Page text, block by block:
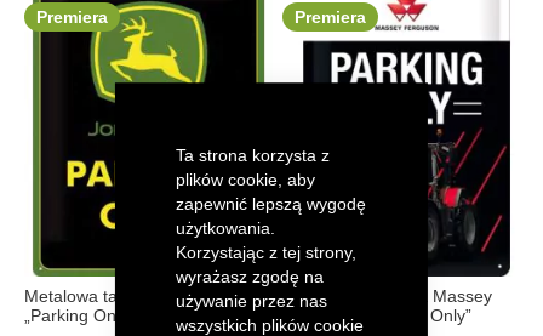
Ta strona korzysta z
plików cookie, aby
zapewnić lepszą wygodę
użytkowania.
Korzystając z tej strony,
wyrażasz zgodę na
używanie przez nas
wszystkich plików cookie
LISTY
ŻYCZEŃ
LISTY
ŻYCZEŃ
Premiera
Metalowa tabliczka John Deere
„Parking Only”
Premiera
Metalowa tabliczka Massey
Ferguson „Parking Only”